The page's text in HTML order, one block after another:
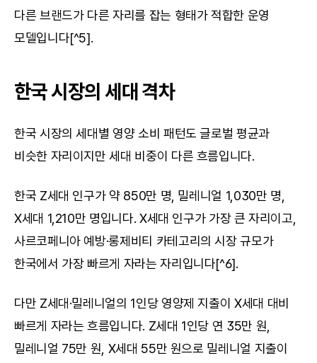
다른 브랜드가 다른 자리를 잡는 형태가 적합한 운영
모델입니다[^5].
한국 시장의 세대 격차
한국 시장의 세대별 영양 소비 패턴도 글로벌 평균과
비슷한 자리이지만 세대 비중이 다른 흐름입니다.
한국 Z세대 인구가 약 850만 명, 밀레니얼 1,030만 명,
X세대 1,210만 명입니다. X세대 인구가 가장 큰 자리이고,
사르코페니아 예방·롱제비티 카테고리의 시장 규모가
한국에서 가장 빠르게 자라는 자리입니다[^6].
다만 Z세대·밀레니얼의 1인당 영양제 지출이 X세대 대비
빠르게 자라는 흐름입니다. Z세대 1인당 연 35만 원,
밀레니얼 75만 원, X세대 55만 원으로 밀레니얼 지출이